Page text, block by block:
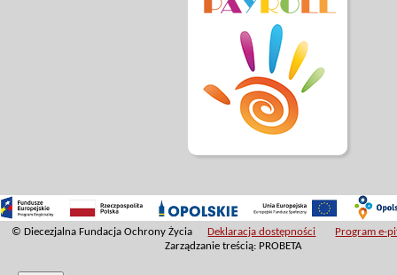
© Diecezjalna Fundacja Ochrony Życia Deklaracja dostępności
Program e-
Zarządzanie treścią: PROBETA